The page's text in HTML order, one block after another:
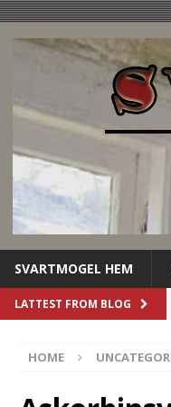
SVARTMOGEL HEM
LATTEST FROM BLOG
HOME